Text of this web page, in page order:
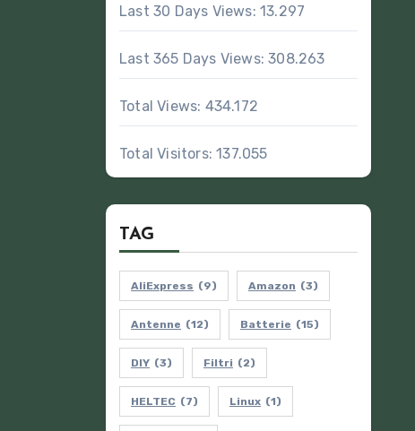
Last 30 Days Views: 13.297
Last 365 Days Views:308.263
Total Views: 434.172
Total Visitors:137.055
TAG
AliExpress (9) Amazon (3)
Antenne (12) Batterie (15)
DIY (3) Filtri (2)
HELTEC (7) Linux (1)